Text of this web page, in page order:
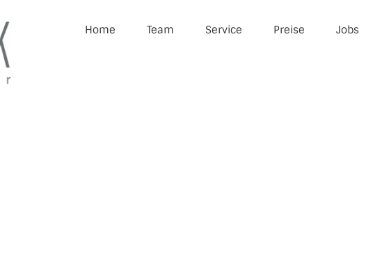
Home Team Service Preise Jobs